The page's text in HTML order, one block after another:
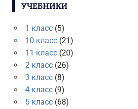
УЧЕБНИКИ
1 класс(5)
10 класс(21)
11 класс(20)
2 класс(26)
3 класс(8)
4 класс(9)
5 класс(68)